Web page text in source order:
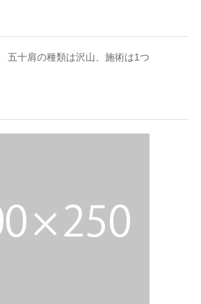
五十肩の種類は沢山、施術は1つ